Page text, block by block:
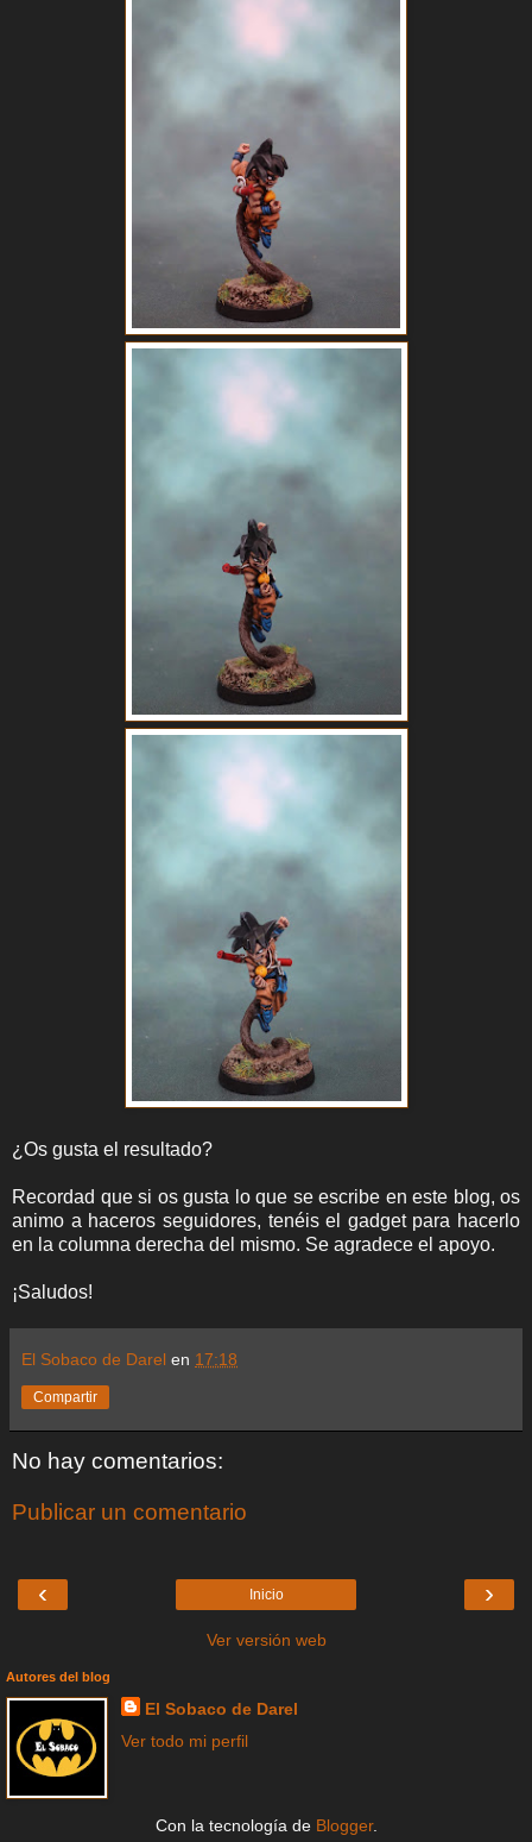
¿Os gusta el resultado?
Recordad que si os gusta lo que se escribe en este blog, os
animo a haceros seguidores, tenéis el gadget para hacerlo
en la columna derecha del mismo. Se agradece el apoyo.
¡Saludos!
El Sobaco de Darel en 17:18
Compartir
No hay comentarios:
Publicar un comentario
‹ ›
Inicio
Ver versión web
Autores del blog
El Sobaco de Darel
Ver todo mi perfil
Con la tecnología de Blogger.